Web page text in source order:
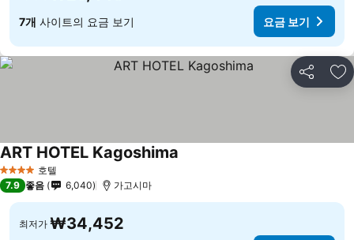
7개 사이트의 요금 보기 요금 보기
공유 즐
4 성급 호텔
ART HOTEL Kagoshima
7.9 좋음 6,040 가고시마
최저가 ₩34,452